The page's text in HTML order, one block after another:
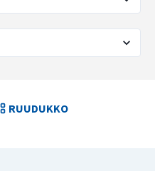
RUUDUKKO